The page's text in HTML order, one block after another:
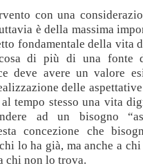
con una
è della massima
fondamentale della vita
di più di una fonte
deve avere un valore
delle
tempo stesso una vita
ad un bisogno
concezione che
lo ha già, ma anche a
chi non lo trova.